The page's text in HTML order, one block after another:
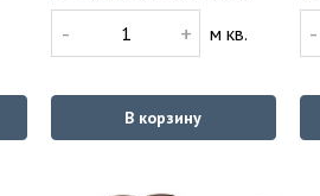
- + м кв.
В корзину
-